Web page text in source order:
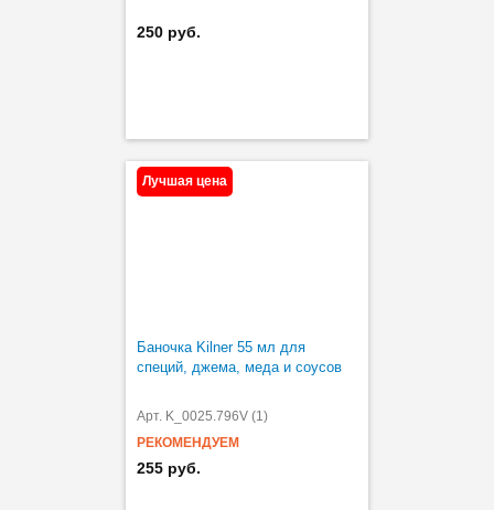
250 руб.
Лучшая цена
Баночка Kilner 55 мл для
специй, джема, меда и соусов
Арт. K_0025.796V (1)
РЕКОМЕНДУЕМ
255 руб.